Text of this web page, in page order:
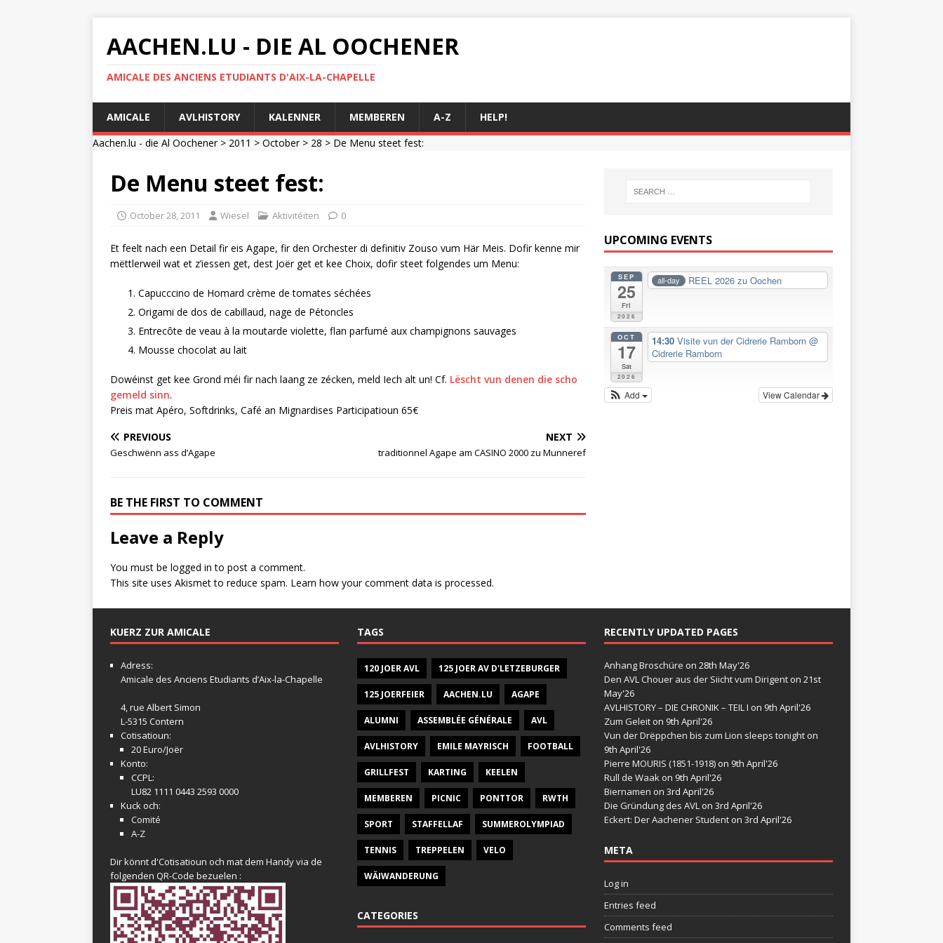
AACHEN.LU - DIE AL OOCHENER
AMICALE DES ANCIENS ETUDIANTS D'AIX-LA-CHAPELLE
AMICALE AVLHISTORY KALENNER MEMBEREN A-Z
HELP!
Aachen.lu - die Al Oochener> 2011 > October> 28 > De Menu steet fest:
De Menu steet fest:
October 28, 2011 Wiesel Aktivitéiten 0
Et feelt nach een Detail fir eis Agape, fir den Orchester di definitiv Zouso vum Här Meis. Dofir kenne mir
mëttlerweil wat et z’iessen get, dest Joër get et kee Choix, dofir steet folgendes um Menu:
Capucccino de Homard crème de tomates séchées
Origami de dos de cabillaud, nage de Pétoncles
Entrecôte de veau à la moutarde violette, flan parfumé aux champignons sauvages
Mousse chocolat au lait
Dowéinst get kee Grond méi fir nach laang ze zécken, meld Iech alt un! Cf. Lëscht vun denen die scho
gemeld sinn.
Preis mat Apéro, Softdrinks, Café an Mignardises Participatioun 65€
PREVIOUS
Geschwënn ass d’Agape
NEXT
traditionnel Agape am CASINO 2000 zu Munneref
BE THE FIRST TO COMMENT
Leave a Reply
You must be logged in to post a comment.
This site uses Akismet to reduce spam. Learn how your comment data is processed.
UPCOMING EVENTS
SEP
25
Fri
2026
all-day REEL 2026 zu Oochen
OCT
17
Sat
2026
14:30Visite vun der Cidrerie Ramborn@
Cidrerie Ramborn
View Calendar
Add
KUERZ ZUR AMICALE
Adress:
Amicale des Anciens Etudiants d’Aix-la-Chapelle
4, rue Albert Simon
L-5315 Contern
Cotisatioun:
20 Euro/Joër
Konto:
CCPL:
LU82 1111 0443 2593 0000
Kuck och:
Comité
A-Z
Dir könnt d'Cotisatioun och mat dem Handy via de
folgenden QR-Code bezuelen :
TAGS
120 JOER AVL 125 JOER AV D'LETZEBURGER
125 JOERFEIER AACHEN.LU AGAPE
ALUMNI ASSEMBLÉE GÉNÉRALE AVL
AVLHISTORY EMILE MAYRISCH FOOTBALL
GRILLFEST KARTING KEELEN
MEMBEREN PICNIC PONTTOR RWTH
SPORT STAFFELLAF SUMMEROLYMPIAD
TENNIS TREPPELEN VELO
WÄIWANDERUNG
CATEGORIES
RECENTLY UPDATED PAGES
Anhang Broschüre on 28th May'26
Den AVL Chouer aus der Siicht vum Dirigenton 21st
May'26
AVLHISTORY – DIE CHRONIK – TEIL I on 9th April'26
Zum Geleiton 9th April'26
Vun der Drëppchen bis zum Lion sleeps tonighton
9th April'26
Pierre MOURIS (1851-1918)on 9th April'26
Rull de Waakon 9th April'26
Biernamen on 3rd April'26
Die Gründung des AVLon 3rd April'26
Eckert: Der Aachener Studenton 3rd April'26
META
Log in
Entries feed
Comments feed